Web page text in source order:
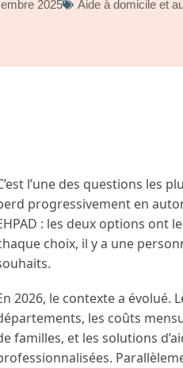
2025 Aide à domicile et
l’une des questions les
progressivement en
: les deux options ont
choix, il y a une
2026, le contexte a évolué.
les coûts
familles, et les solutions